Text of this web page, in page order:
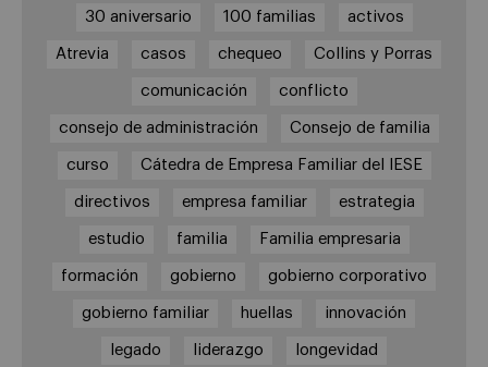
30 aniversario 100 familias activos
Atrevia casos chequeo Collins y Porras
comunicación conflicto
consejo de administración Consejo de familia
curso Cátedra de Empresa Familiar del IESE
directivos empresa familiar estrategia
estudio familia Familia empresaria
formación gobierno gobierno corporativo
gobierno familiar huellas innovación
legado liderazgo longevidad